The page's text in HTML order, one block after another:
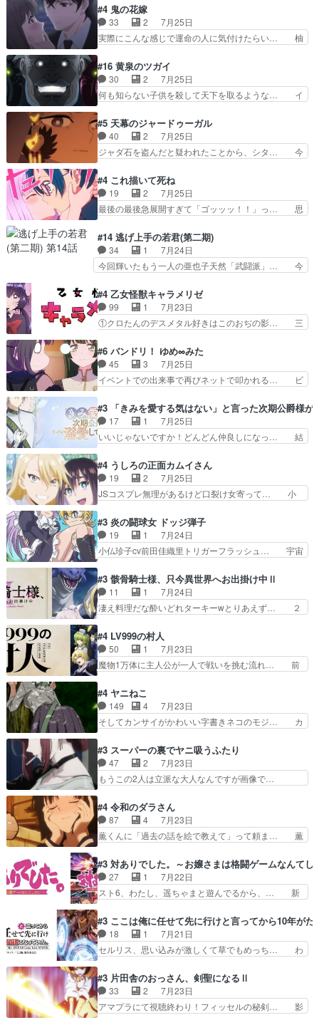
タ教育のせいで瑞佳がヒモカス… 伊万里ちゃんの
人前での苦手意識を抱えなが… 第４話をｄアニメ
ストアで視聴しました。視…
なはプリキュア仲間には自分が未来から… の活
躍、敵を圧倒ってのはおおよその流れだ… キュア
エクレール初変身＆初戦闘。プリキュ… キュアエ
クレールは強いが力を制御できない… キュアエク
ッコロで始まってちょっ… バカおもろいやん
www実質まどマギやんけ… しかも実質的にエク
レールが倒したビルであ…
#4 鬼の花嫁
33 2
7月25日
実際にこんな感じで運命の人に気付けたらい… 柚
の花嫁は一見すると甘い夢、理想の天国… 玲夜さ
んのご両親の登場ですこの世に数多い… 玲夜のお
父さんが石田彰だったことに驚きを… 主人公自分
の立場わかって無さすぎやしまた… ヨミツガと
子にも優しいし可愛いしこの… ユキノさんから玲
夜の父親の話で、そのイメ… あやかしの頂点に立
つ鬼龍院家の現当主が息…
#16 黄泉のツガイ
30 2
7月25日
何も知らない子供を殺して天下を取るような… イ
いバトル回の最後に、予想外の引きシン… これっ
て作者が描きたいのは"ユルの物語"… デラさんの
秘密がちょっとわかった回、正直… 左さんと刀持
ちさんが対決♪あとどこぞのじ… 何処も彼処も言
く動いていてずっと胸が熱… 同時視聴｜
DaemonsRealm｜リア… これまで騙していた東
村を捨てて新郷家に来…
#5 天幕のジャードゥーガル
40 2
7月25日
ジャダ石を盗んだと疑われたことから、シタ… 今
ぶややこしいことになってたオープニン… テンポ
も良いし毎話良いところで引くから全… 盟友ドレ
ゲネ后との出会い。次週のドレゲネ… さて、登場
人物多いけどついていけるのか私… 今回は遂にド
んがめっちゃ可愛かったなド… まさかの展開にめ
ちゃくちゃテンション上が… チャガタイの所へ密
偵に行ったはずがドレゲ…
#4 これ描いて死ね
19 2
7月25日
最後の最後急展開すぎて「ゴッッッ！！」っ… 思
は泣かなかった！漫画描きのハウツー回… この作
品はこういうのをズバッとキメるの上… 藤子不二
雄に親しんだ人にはとてもフィット… 赤福のヌル
ヌルした動きとかネームを褒めら… 漫研が気にな
から新たな仲間まで。本作品… 今回エンディング
テーマが流れるのが早い（… この作品の世界に
も、一応デジタルという概…
#14 逃げ上手の若君(第二期)
34 1
7月24日
今回輝いたもう一人の亜也子天然「武闘派」… 今
逃れすら逃げ上手亜也子のアシストに支… そう
か、亜也子もまだ9歳なのか‥ときゆき… 「亜也
子のドキドキ・大作戦！・長寿丸を一… 目玉と耳
を相手に言葉で繰り広げる戰もノラ… 時代設定ど
からのいらすとやは草だった。… 今回は亜也子回
でしたね頼もしさと乙女らし… 貞宗、キモいギョ
ロ目としか思ってなかった…
#4 乙女怪獣キャラメリゼ
99 1
7月23日
①クロたんのデスメタル好きはこのおぢの影… 三
か好きになれんキャラだなぁ作品もイン… 相変わ
らず生物学者には見えないわね響野君… 正体を知
らないのにどちりも肯定してくれた… 黒絵がハル
ゴンになっても、南を助けて大事… OPにデスボ
心を許す、母の友達である光… 黒絵の可愛さレベ
ルが止まらない。南くんと… 黒絵の母とのやり取
りでエヴァの加持さん思…
#6 バンドリ！ ゆめ∞みた
45 3
7月25日
イベントでの出来事で再びネットで叩かれる… ビ
ラがまじで何がしたいかわからん！先生… 陰キャ
の間合いにスルっと入ってきて相手の… ビオラが
都子さんを籠絡しに来ててやばいぞ… マネージャ
ー現実版初登場！バレーボールに… 藻掻きながら
で相手の緊張を解く相手の共… たまったアニメ
50本だってｗ今日も帰った… マネージャー実在
した大逆風のハズなのに全…
#3 「きみを愛する気はない」と言った次期公爵様が
17 1
7月25日
いいじゃないですか！どんどん仲良しになっ… 結
の恋愛系で1番これが好き。愛する気は… 今晩
は、2130頃からシンデレラガールズ… 公爵の妻
なのに着てる洋服がシンプル。テー… まあ、これ
は見なくていいな。むしろ判断が… 自分でも気づ
ぜかヒロイン化していますデ… 【今夜のアニメA
は…】前向き没落令嬢×こ… 「ぼやっとしてたら
菜園の領地の外まで開墾…
#4 うしろの正面カムイさん
19 2
7月25日
JSコスプレ無理があるけど口裂け女寄って… 小
カちゃんがヤバすぎてボキキしそう(ぇ… 口裂け
女って人を襲うって知らなかった…ポ… そのスタ
イルで小学生ファッションは口裂け… 相変わら
ず、尺の都合なのか原作漫画の細か… 除霊士カム
昭和キッズを恐怖のどん底へ突… 現代で有名な口
裂け女登場！お市ちゃん、ポ… ろくろ首の除霊シ
ーン「悪霊退散」のパチン…
#3 炎の闘球女 ドッジ弾子
19 1
7月24日
小仏珍子cv前田佳織里トリガーフラッシュ… 宇宙
いたぶってるのか！？Cパートで懐か… 普通にド
ッジが激アツ。いや羽仁衣が初めて… 優谷優の声
優に「ちんこ」って言わせてて興… 珍子ちゃ
ん………！！！！？！先週に引き続… これは意図
限ったことでなく、最近のアニ… 東山朱莉
（AkariHIGASHIYAM… こんなに可憐で可愛い泣
き虫メイドが僅か3…
#3 骸骨騎士様、只今異世界へお出掛け中Ⅱ
11 1
7月24日
凄え料理だな酔いどれターキーwとりあえず… ２
いの良いお兄ちゃん！！現場も楽しかっ… 第３話
をｄアニメストアで視聴しました。視… ローデン
王国ホーバン領を訪れたアーク一行… 1期に引き
続き２期にも出演させていただけ… 1期の頃から
題解決特筆する事は無いが、… 今週もありがとう
ございます耳がヒクヒクな… 時計台に登ってるの
見ると挟まれないか心配…
#4 LV999の村人
50 1
7月23日
魔物1万体に主人公が一人で戦いを挑む流れ… 前
を魔物と人間に殺された鏡の生い立ち。… 勇者た
ちを信じてアリスを預ける、鏡を信じ… 勇者パー
ティが仲間になった！？会話が通じ… 鏡の過去、
辛すぎて胸が苦しくなりました…… 最初、勇者パ
コちゃんの性別が間違えられ… 鏡の両親がモンス
ターと人間にそれぞれ命を… 胸が苦しくなるほど
鏡くんの過去がとても残…
#4 ヤニねこ
149 4
7月23日
そしてカンサイがかわいい字書きネコのモジ… カ
は『ちんこ』によってリミッターが外れ… 今回は
汚い要素あまりなく普通にギャグアニ… あとアイ
キャッチが釈迦だったの本当に最高… まー、今回
もコンプライアンス違反にどこま… 達郎のオチに
ニメが好きでも大丈夫だよ」… あんな事こんな事
いっぱいさせられちゃうこ… 妹ネコちゃんのバー
ガーにタバコ入ってるの…
#3 スーパーの裏でヤニ吸うふたり
47 2
7月23日
もうこの2人は立派な大人なんですが画像で…
こ叡智でセクシー！ミストふっかけて嗅ぎ… あい
かわらず山田さんと田山さんが同一人物… 今さら
だけどずとまよのOP合ってるね。首… 佐々木と
田山さんにロマンスの香りが漂って… 佐々木さん
「ただのヤニ仲間」から「ちゃ… 田山から消臭ミ
ストを戴いてお礼返しをして… からかったつもり
なのに、思いもよらない佐…
#4 令和のダラさん
87 4
7月23日
薫くんに「過去の話を絵で教えて」って頼ま… 薫
シリアス展開になるかと思ったら全然そ… 薫が通
うは応神町立応神北小学校一方、日向… 思ったの
と違う刺客出てきたwwただ関西弁… とエピソー
ドの進みにおどろくけど、気持ち… ①作文の定番
れしてきた。ミステリアスな… 弟くんから昔の話
を絵に描いて！と言われた… 神をも恐れぬ姉弟と
ダラさんのコメディかと…
#3 対ありでした。～お嬢さまは格闘ゲームなんてし
27 1
7月22日
スト6、わたし、遥ちゃまと遊んでるから、… 新
ぁ、こんな都合よく格ゲー女子が集まるか… 規律
違反は許さない人かと負けず嫌いの可愛… 何かに
一生懸命になっている女の子はかわい… 先の一件
で綾と美緒は親しくなる。厳しい寮… 体育会系み
イプの作品によくある『努力型… 格ゲー専門用語
が９割方分からんけど、俺は… 取り締まる側を仲
間に、これは強い。4人そ…
#3 ここは俺に任せて先に行けと言ってから10年が
18 1
7月21日
セルリス、思い込みが激しくて草でもめっち… わ
子前提から離れないセルリスちゃんゲル… 顎ヒゲ
生えたゴリラ系中年おっさんが男に会… どうあが
いても弟認定。ニワトリファイター… ここは俺に
任せて先に行けと言ってから１０… ちょっと奇妙
#3 片田舎のおっさん、剣聖になるⅡ
33 2
7月23日
アマプラにて視聴終わり！フィッセルの秘剣… 影